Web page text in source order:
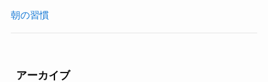
朝の習慣
アーカイブ